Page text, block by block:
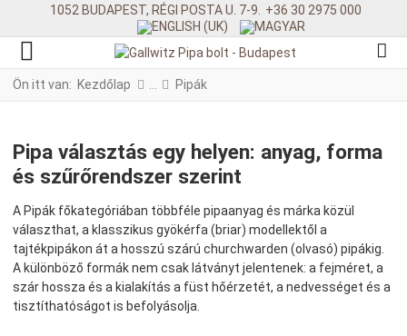
1052 BUDAPEST, RÉGI POSTA U. 7-9. +36 30 2975 000
Ön itt van: Kezdőlap Pipák
Pipa választás egy helyen: anyag, forma
és szűrőrendszer szerint
A Pipák főkategóriában többféle pipaanyag és márka közül
választhat, a klasszikus gyökérfa (briar) modellektől a
tajtékpipákon át a hosszú szárú churchwarden (olvasó) pipákig.
A különböző formák nem csak látványt jelentenek: a fejméret, a
szár hossza és a kialakítás a füst hőérzetét, a nedvességet és a
tisztíthatóságot is befolyásolja.